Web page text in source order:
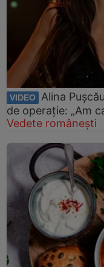
VIDEO Alina
de operație: „Am
Vedete românești